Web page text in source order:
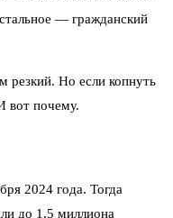
— гражданский
резкий. Но если копнуть
вот почему.
2024 года. Тогда
до 1,5 миллиона